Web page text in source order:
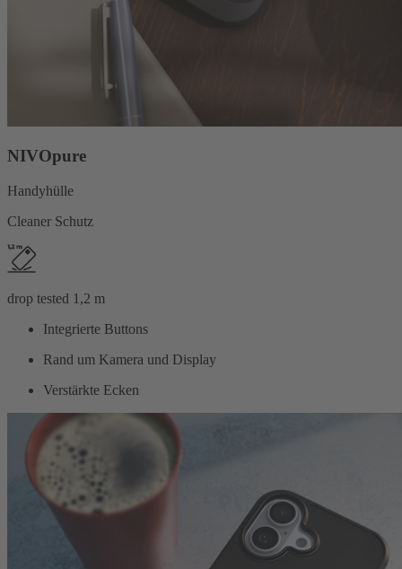
NIVOpure
Handyhülle
Cleaner Schutz
drop tested 1,2 m
Integrierte Buttons
Rand um Kamera und Display
Verstärkte Ecken